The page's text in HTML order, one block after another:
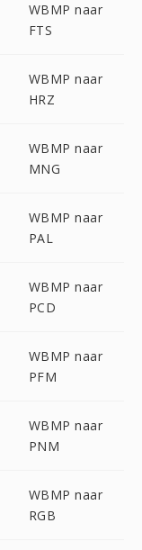
WBMP naar
FTS
WBMP naar
HRZ
WBMP naar
MNG
WBMP naar
PAL
WBMP naar
PCD
WBMP naar
PFM
WBMP naar
PNM
WBMP naar
RGB